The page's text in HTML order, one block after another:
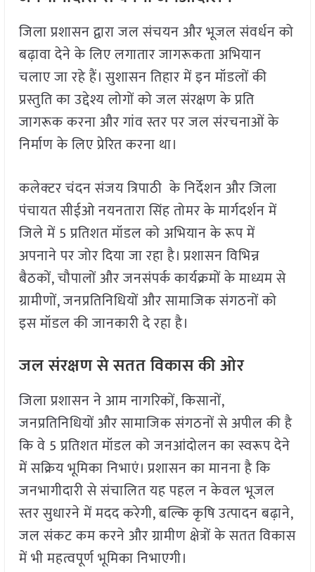
जिला प्रशासन द्वारा जल संचयन और भूजल संवर्धन को
बढ़ावा देने के लिए लगातार जागरूकता अभियान
चलाए जा रहे हैं। सुशासन तिहार में इन मॉडलों की
प्रस्तुति का उद्देश्य लोगों को जल संरक्षण के प्रति
जागरूक करना और गांव स्तर पर जल संरचनाओं के
निर्माण के लिए प्रेरित करना था।
कलेक्टर चंदन संजय त्रिपाठी के निर्देशन और जिला
पंचायत सीईओ नयनतारा सिंह तोमर के मार्गदर्शन में
जिले में 5 प्रतिशत मॉडल को अभियान के रूप में
अपनाने पर जोर दिया जा रहा है। प्रशासन विभिन्न
बैठकों, चौपालों और जनसंपर्क कार्यक्रमों के माध्यम से
ग्रामीणों, जनप्रतिनिधियों और सामाजिक संगठनों को
इस मॉडल की जानकारी दे रहा है।
जल संरक्षण से सतत विकास की ओर
जिला प्रशासन ने आम नागरिकों, किसानों,
जनप्रतिनिधियों और सामाजिक संगठनों से अपील की है
कि वे 5 प्रतिशत मॉडल को जनआंदोलन का स्वरूप देने
में सक्रिय भूमिका निभाएं। प्रशासन का मानना है कि
जनभागीदारी से संचालित यह पहल न केवल भूजल
स्तर सुधारने में मदद करेगी, बल्कि कृषि उत्पादन बढ़ाने,
जल संकट कम करने और ग्रामीण क्षेत्रों के सतत विकास
में भी महत्वपूर्ण भूमिका निभाएगी।